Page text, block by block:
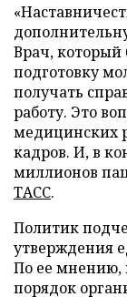
Врач, который
подготовку
получать
работу. Это
медицинских
кадров. И, в
миллионов
ТАСС.
Политик
утверждения
По ее мнению,
порядок